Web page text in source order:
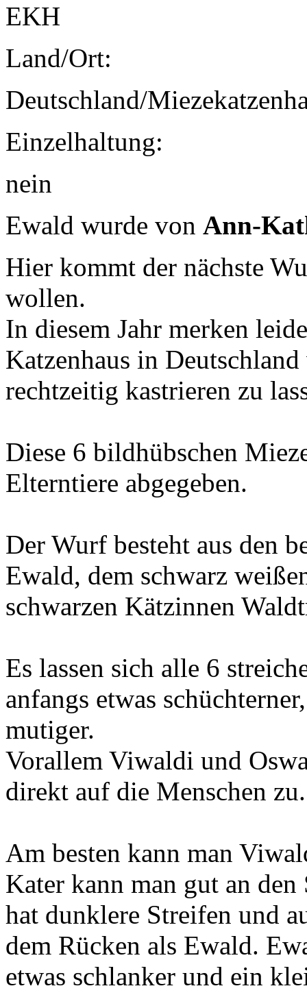
EKH
Land/Ort:
Deutschland/
Einzelhaltung:
nein
Ewald wurde von Ann-
Hier kommt der nächste
wollen.
In diesem Jahr merken
Katzenhaus in
rechtzeitig kastrieren zu
Diese 6 bildhübschen
Elterntiere abgegeben.
Der Wurf besteht aus den
Ewald, dem schwarz
schwarzen Kätzinnen
Es lassen sich alle 6
anfangs etwas
mutiger.
Vorallem Viwaldi und
direkt auf die Menschen zu.
Am besten kann man
Kater kann man gut an
hat dunklere Streifen und
dem Rücken als Ewald.
etwas schlanker und ein